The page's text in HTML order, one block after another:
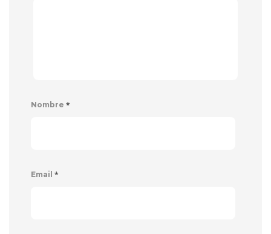
Nombre *
Email *